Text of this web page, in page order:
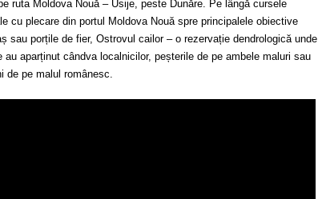
ruta Moldova Nouă – Usije, peste Dunăre. Pe lângă cursele
cu plecare din portul Moldova Nouă spre principalele obiective
sau porțile de fier, Ostrovul cailor – o rezervație dendrologică unde
aparținut cândva localnicilor, peșterile de pe ambele maluri sau
de pe malul românesc.